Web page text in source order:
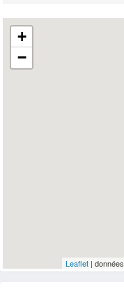
+
−
Leaflet| données